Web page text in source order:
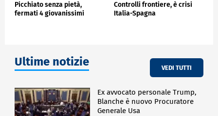
Picchiato senza pietà,
fermati 4 giovanissimi
Controlli frontiere, è crisi
Italia-Spagna
Ultime notizie VEDI TUTTI
Ex avvocato personale Trump,
Blanche è nuovo Procuratore
Generale Usa